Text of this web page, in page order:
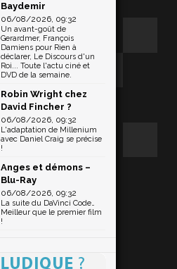
Baydemir
06/08/2026, 09:32
Un avant-goût de
Gerardmer, François
Damiens pour Rien à
déclarer, Le Discours d'un
Roi... Toute l'actu ciné et
DVD de la semaine.
Robin Wright chez
David Fincher ?
06/08/2026, 09:32
L'adaptation de Millenium
avec Daniel Craig se précise
!
Anges et démons –
Blu-Ray
06/08/2026, 09:32
La suite du DaVinci Code…
Meilleur que le premier film
!